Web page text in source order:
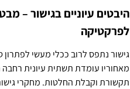
היבטים עיוניים בגישור –
לפרקטיקה
גישור נתפס לרוב ככלי מעשי לפתרון
מאחוריו עומדת תשתית עיונית
תקשורת וקבלת החלטות. מחקרי